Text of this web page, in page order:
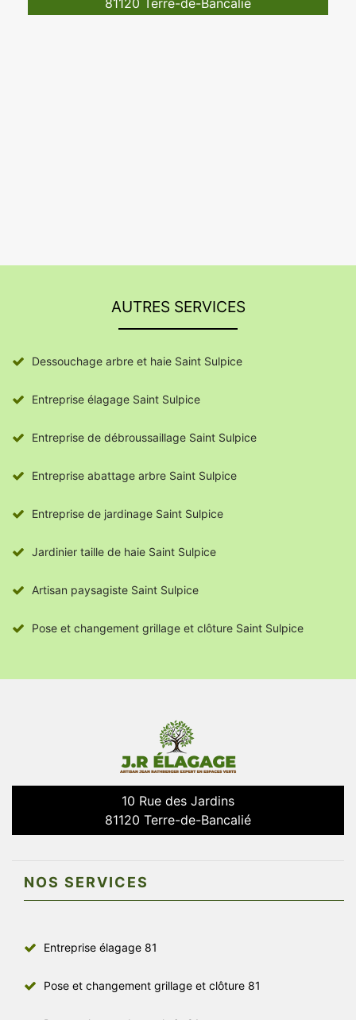
81120 Terre-de-Bancalié
AUTRES SERVICES
Dessouchage arbre et haie Saint Sulpice
Entreprise élagage Saint Sulpice
Entreprise de débroussaillage Saint Sulpice
Entreprise abattage arbre Saint Sulpice
Entreprise de jardinage Saint Sulpice
Jardinier taille de haie Saint Sulpice
Artisan paysagiste Saint Sulpice
Pose et changement grillage et clôture Saint Sulpice
10 Rue des Jardins
81120 Terre-de-Bancalié
NOS SERVICES
Entreprise élagage 81
Pose et changement grillage et clôture 81